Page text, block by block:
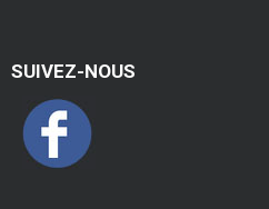
SUIVEZ-NOUS